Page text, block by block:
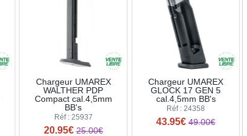
Chargeur UMAREX
WALTHER PDP
Compact cal.4,5mm
BB's
Réf : 25937
20.95€ 25.00€
Chargeur UMAREX
GLOCK 17 GEN 5
cal.4,5mm BB's
Réf : 24358
43.95€ 49.00€